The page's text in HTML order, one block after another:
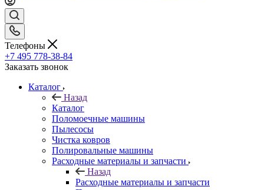
Телефоны
+7 495 778-38-84
Заказать звонок
Каталог
Назад
Каталог
Поломоечные машины
Пылесосы
Чистка ковров
Полировальные машины
Расходные материалы и запчасти
Назад
Расходные материалы и запчасти